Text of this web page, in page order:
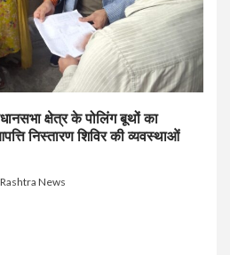
क्षेत्र के पोलिंग बूथों का
निस्तारण शिविर की व्यवस्थाओं
Rashtra News